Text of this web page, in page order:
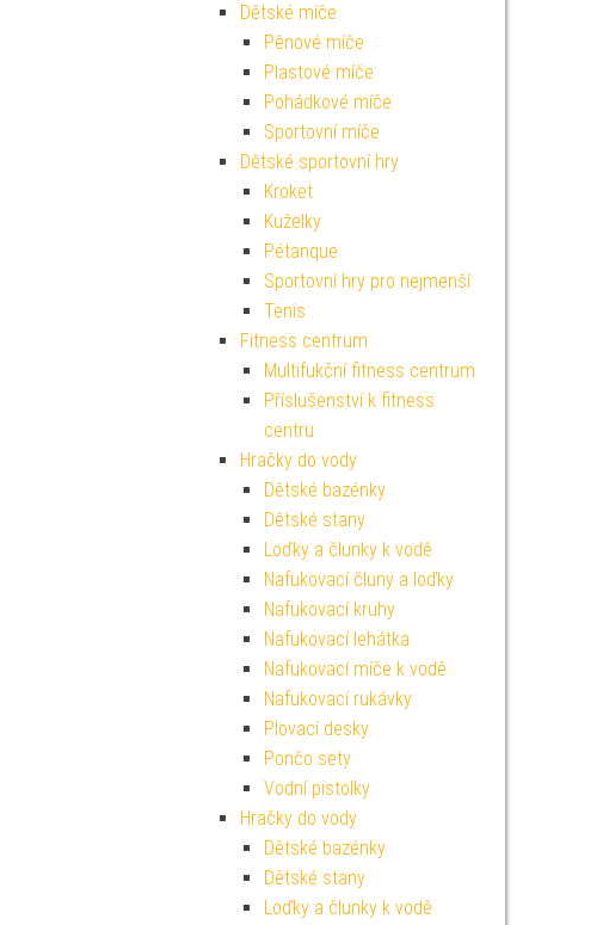
Dětské míče
Pěnové míče
Plastové míče
Pohádkové míče
Sportovní míče
Dětské sportovní hry
Kroket
Kuželky
Pétanque
Sportovní hry pro nejmenší
Tenis
Fitness centrum
Multifukční fitness centrum
Příslušenství k fitness
centru
Hračky do vody
Dětské bazénky
Dětské stany
Loďky a člunky k vodě
Nafukovací čluny a loďky
Nafukovací kruhy
Nafukovací lehátka
Nafukovací míče k vodě
Nafukovací rukávky
Plovací desky
Pončo sety
Vodní pistolky
Hračky do vody
Dětské bazénky
Dětské stany
Loďky a člunky k vodě